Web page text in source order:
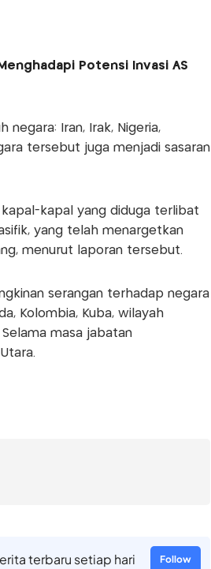
Potensi Invasi AS
negara: Iran, Irak, Nigeria,
tersebut juga menjadi sasaran
kapal yang diduga terlibat
yang telah menargetkan
menurut laporan tersebut.
serangan terhadap negara
Kolombia, Kuba, wilayah
masa jabatan
terbaru setiap hari Follow